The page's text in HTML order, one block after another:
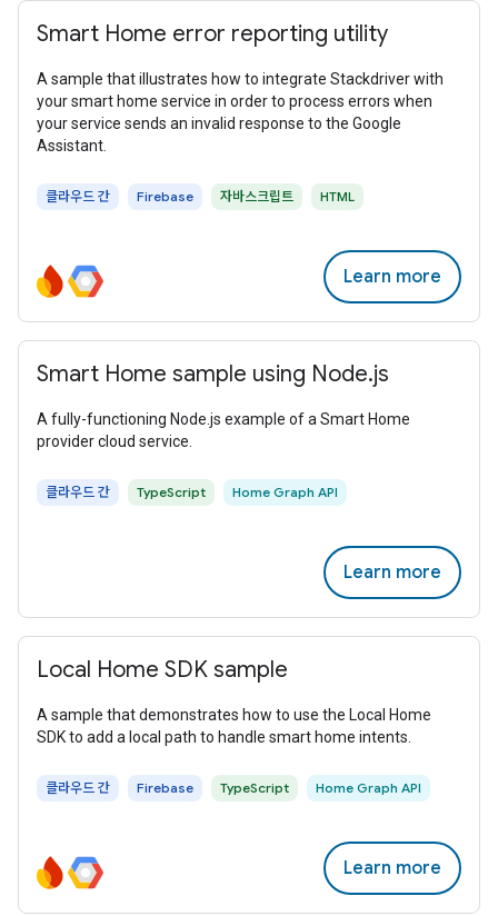
Smart Home error reporting utility
A sample that illustrates how to integrate Stackdriver with
your smart home service in order to process errors when
your service sends an invalid response to the Google
Assistant.
클라우드 간 Firebase 자바스크립트 HTML
Learn more
Smart Home sample using Node.js
A fully-functioning Node.js example of a Smart Home
provider cloud service.
클라우드 간 TypeScript Home Graph API
Learn more
Local Home SDK sample
A sample that demonstrates how to use the Local Home
SDK to add a local path to handle smart home intents.
클라우드 간 Firebase TypeScript Home Graph API
Learn more